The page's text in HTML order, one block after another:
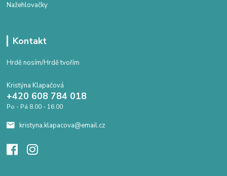
Nažehlovačky
Kontakt
Hrdě nosím/Hrdě tvořím
Kristýna Klapačová
+420 608 784 018
Po - Pá 8.00 - 16.00
kristyna.klapacova@email.cz